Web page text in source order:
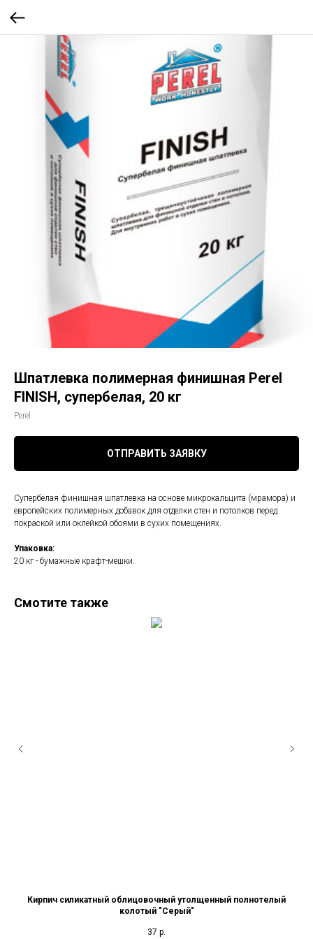
Шпатлевка полимерная финишная Perel
FINISH, супербелая, 20 кг
Perel
ОТПРАВИТЬ ЗАЯВКУ
Супербелая финишная шпатлевка на основе микрокальцита (мрамора) и
европейских полимерных добавок для отделки стен и потолков перед
покраской или оклейкой обоями в сухих помещениях.
Упаковка:
20 кг - бумажные крафт-мешки.
Смотите также
Кирпич силикатный облицовочный утолщенный полнотелый
колотый "Серый"
37 р.